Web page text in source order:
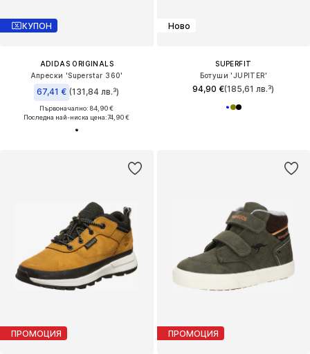
КУПОН
ADIDAS ORIGINALS
Апрески 'Superstar 360'
67,41 € (131,84 лв.³)
Първоначално: 84,90 €
Последна най-ниска цена:74,90 €
Ново
SUPERFIT
Ботуши 'JUPITER'
94,90 €(185,61 лв.³)
ПРОМОЦИЯ ПРОМОЦИЯ